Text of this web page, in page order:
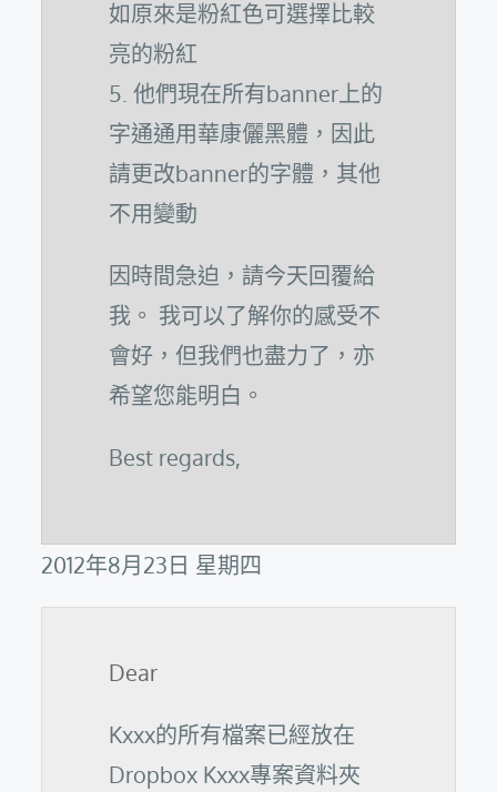
如原來是粉紅色可選擇比較
亮的粉紅
5. 他們現在所有banner上的
字通通用華康儷黑體，因此
請更改banner的字體，其他
不用變動
因時間急迫，請今天回覆給
我。 我可以了解你的感受不
會好，但我們也盡力了，亦
希望您能明白。
Best regards,
2012年8月23日 星期四
Dear
Kxxx的所有檔案已經放在
Dropbox Kxxx專案資料夾